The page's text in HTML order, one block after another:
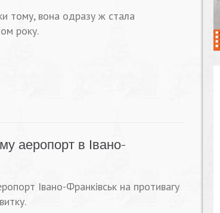
тому, вона одразу ж стала
року.
аеропорт в Івано-
Івано-Франківськ на противагу